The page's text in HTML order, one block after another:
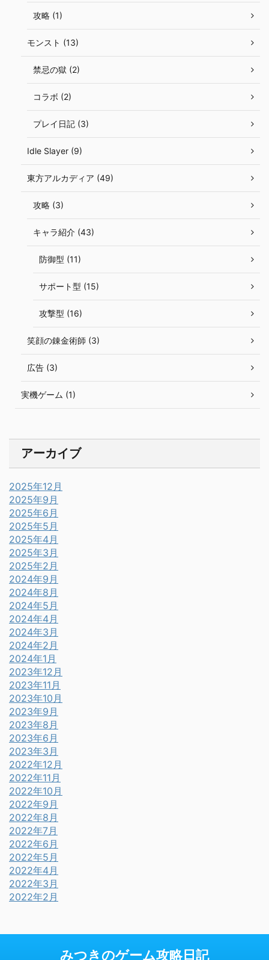
攻略 (1)
モンスト (13)
禁忌の獄 (2)
コラボ (2)
プレイ日記 (3)
Idle Slayer (9)
東方アルカディア (49)
攻略 (3)
キャラ紹介 (43)
防御型 (11)
サポート型 (15)
攻撃型 (16)
笑顔の錬金術師 (3)
広告 (3)
実機ゲーム (1)
アーカイブ
2025年12月
2025年9月
2025年6月
2025年5月
2025年4月
2025年3月
2025年2月
2024年9月
2024年8月
2024年5月
2024年4月
2024年3月
2024年2月
2024年1月
2023年12月
2023年11月
2023年10月
2023年9月
2023年8月
2023年6月
2023年3月
2022年12月
2022年11月
2022年10月
2022年9月
2022年8月
2022年7月
2022年6月
2022年5月
2022年4月
2022年3月
2022年2月
みつきのゲーム攻略日記